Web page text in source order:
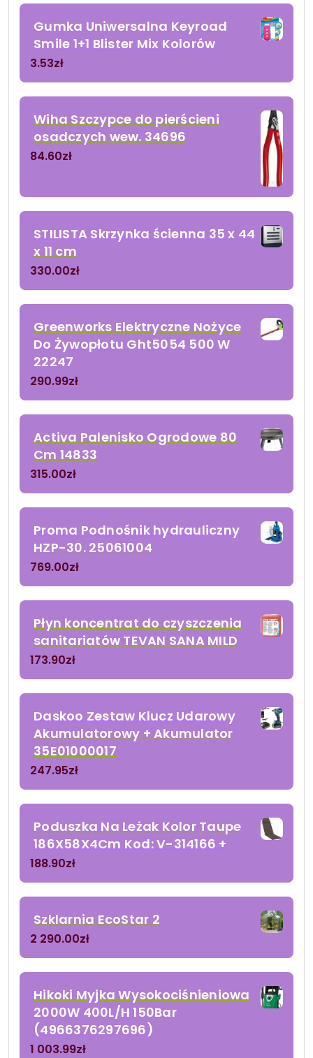
Gumka Uniwersalna Keyroad
Smile 1+1 Blister Mix Kolorów
3.53zł
Wiha Szczypce do pierścieni
osadczych wew. 34696
84.60zł
STILISTA Skrzynka ścienna 35 x 44
x 11 cm
330.00zł
Greenworks Elektryczne Nożyce
Do Żywopłotu Ght5054 500 W
22247
290.99zł
Activa Palenisko Ogrodowe 80
Cm 14833
315.00zł
Proma Podnośnik hydrauliczny
HZP-30. 25061004
769.00zł
Płyn koncentrat do czyszczenia
sanitariatów TEVAN SANA MILD
173.90zł
Daskoo Zestaw Klucz Udarowy
Akumulatorowy + Akumulator
35E01000017
247.95zł
Poduszka Na Leżak Kolor Taupe
186X58X4Cm Kod: V-314166 +
188.90zł
Szklarnia EcoStar 2
2 290.00zł
Hikoki Myjka Wysokociśnieniowa
2000W 400L/H 150Bar
(4966376297696)
1 003.99zł